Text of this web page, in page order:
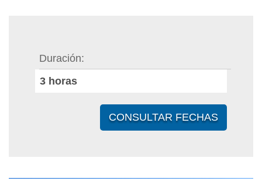
Duración
3 horas
CONSULTAR FECHAS